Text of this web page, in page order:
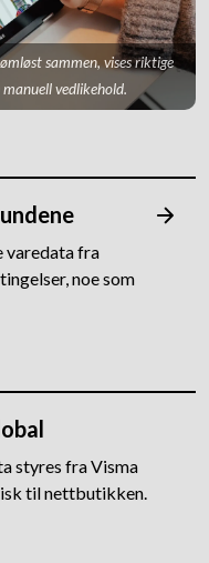
sammen, vises riktige
vedlikehold.
varedata fra
noe som
styres fra Visma
til nettbutikken.